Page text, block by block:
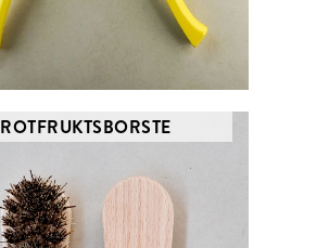
ROTFRUKTSBORSTE